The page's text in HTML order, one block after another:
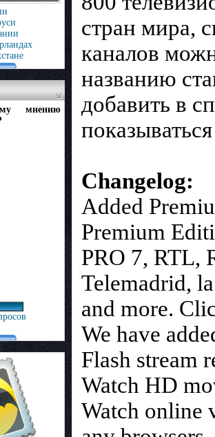
мнению
стран мира,
каналов
названию
добавить в
Changelog:
Added
Premium
PRO 7, RTL,
Telemadrid,
and more.
We have
Flash stream
Watch HD
Watch online